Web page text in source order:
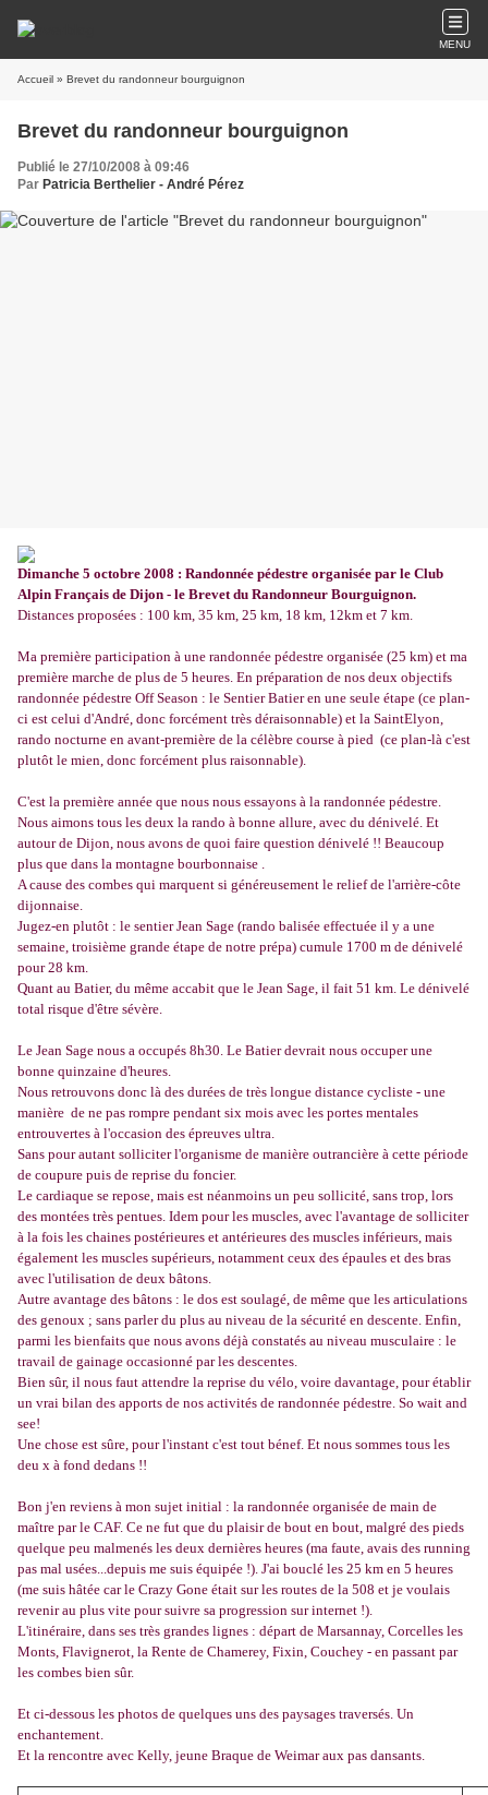
MENU
Accueil » Brevet du randonneur bourguignon
Brevet du randonneur bourguignon
Publié le 27/10/2008 à 09:46
Par Patricia Berthelier - André Pérez
Dimanche 5 octobre 2008 : Randonnée pédestre organisée par le Club
Alpin Français de Dijon - le Brevet du Randonneur Bourguignon.
Distances proposées : 100 km, 35 km, 25 km, 18 km, 12km et 7 km.
Ma première participation à une randonnée pédestre organisée (25 km) et ma
première marche de plus de 5 heures. En préparation de nos deux objectifs
randonnée pédestre Off Season : le Sentier Batier en une seule étape (ce plan-
ci est celui d'André, donc forcément très déraisonnable) et la SaintElyon,
rando nocturne en avant-première de la célèbre course à pied (ce plan-là c'est
plutôt le mien, donc forcément plus raisonnable).
C'est la première année que nous nous essayons à la randonnée pédestre.
Nous aimons tous les deux la rando à bonne allure, avec du dénivelé. Et
autour de Dijon, nous avons de quoi faire question dénivelé !! Beaucoup
plus que dans la montagne bourbonnaise .
A cause des combes qui marquent si généreusement le relief de l'arrière-côte
dijonnaise.
Jugez-en plutôt : le sentier Jean Sage (rando balisée effectuée il y a une
semaine, troisième grande étape de notre prépa) cumule 1700 m de dénivelé
pour 28 km.
Quant au Batier, du même accabit que le Jean Sage, il fait 51 km. Le dénivelé
total risque d'être sévère.
Le Jean Sage nous a occupés 8h30. Le Batier devrait nous occuper une
bonne quinzaine d'heures.
Nous retrouvons donc là des durées de très longue distance cycliste - une
manière de ne pas rompre pendant six mois avec les portes mentales
entrouvertes à l'occasion des épreuves ultra.
Sans pour autant solliciter l'organisme de manière outrancière à cette période
de coupure puis de reprise du foncier.
Le cardiaque se repose, mais est néanmoins un peu sollicité, sans trop, lors
des montées très pentues. Idem pour les muscles, avec l'avantage de solliciter
à la fois les chaines postérieures et antérieures des muscles inférieurs, mais
également les muscles supérieurs, notamment ceux des épaules et des bras
avec l'utilisation de deux bâtons.
Autre avantage des bâtons : le dos est soulagé, de même que les articulations
des genoux ; sans parler du plus au niveau de la sécurité en descente. Enfin,
parmi les bienfaits que nous avons déjà constatés au niveau musculaire : le
travail de gainage occasionné par les descentes.
Bien sûr, il nous faut attendre la reprise du vélo, voire davantage, pour établir
un vrai bilan des apports de nos activités de randonnée pédestre. So wait and
see!
Une chose est sûre, pour l'instant c'est tout bénef. Et nous sommes tous les
deu x à fond dedans !!
Bon j'en reviens à mon sujet initial : la randonnée organisée de main de
maître par le CAF. Ce ne fut que du plaisir de bout en bout, malgré des pieds
quelque peu malmenés les deux dernières heures (ma faute, avais des running
pas mal usées...depuis me suis équipée !). J'ai bouclé les 25 km en 5 heures
(me suis hâtée car le Crazy Gone était sur les routes de la 508 et je voulais
revenir au plus vite pour suivre sa progression sur internet !).
L'itinéraire, dans ses très grandes lignes : départ de Marsannay, Corcelles les
Monts, Flavignerot, la Rente de Chamerey, Fixin, Couchey - en passant par
les combes bien sûr.
Et ci-dessous les photos de quelques uns des paysages traversés. Un
enchantement.
Et la rencontre avec Kelly, jeune Braque de Weimar aux pas dansants.